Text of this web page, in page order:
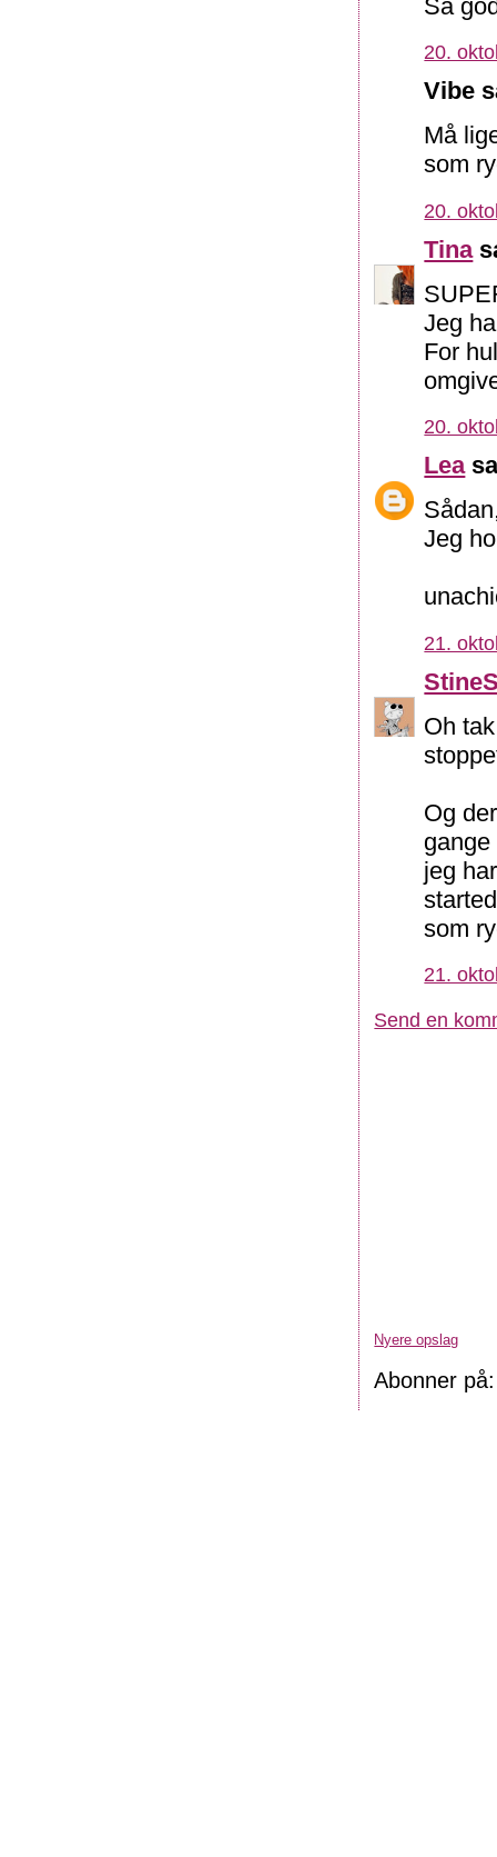
Så
20.
Vibe
Må
som
20.
Tina
Jeg
For
20.
Lea
Jeg
21.
Oh
Og
jeg
som
21.
Send en
Nyere opslag
Abonner